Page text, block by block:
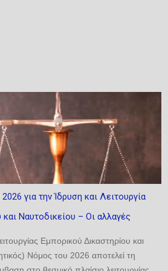
για την Ίδρυση και Λειτουργία
Ναυτοδικείου – Οι αλλαγές
Εμπορικού Δικαστηρίου και
Νόμος του 2026 αποτελεί τη